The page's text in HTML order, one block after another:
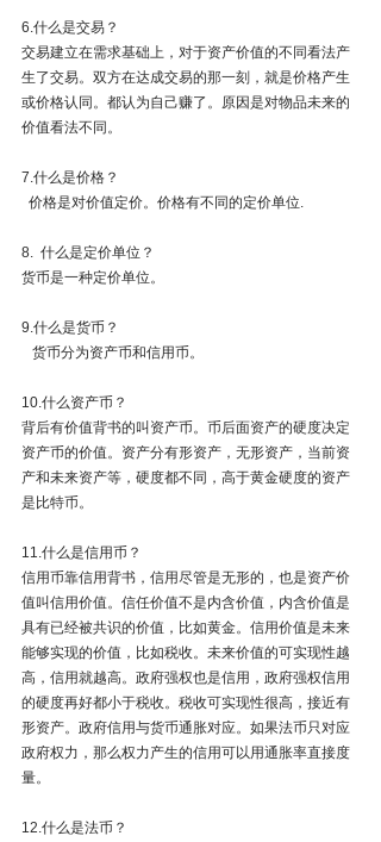
6.什么是交易？
交易建立在需求基础上，对于资产价值的不同看法产
生了交易。双方在达成交易的那一刻，就是价格产生
或价格认同。都认为自己赚了。原因是对物品未来的
价值看法不同。
7.什么是价格？
  价格是对价值定价。价格有不同的定价单位.
8.  什么是定价单位？
货币是一种定价单位。
9.什么是货币？
   货币分为资产币和信用币。
10.什么资产币？
背后有价值背书的叫资产币。币后面资产的硬度决定
资产币的价值。资产分有形资产，无形资产，当前资
产和未来资产等，硬度都不同，高于黄金硬度的资产
是比特币。
11.什么是信用币？
信用币靠信用背书，信用尽管是无形的，也是资产价
值叫信用价值。信任价值不是内含价值，内含价值是
具有已经被共识的价值，比如黄金。信用价值是未来
能够实现的价值，比如税收。未来价值的可实现性越
高，信用就越高。政府强权也是信用，政府强权信用
的硬度再好都小于税收。税收可实现性很高，接近有
形资产。政府信用与货币通胀对应。如果法币只对应
政府权力，那么权力产生的信用可以用通胀率直接度
量。
12.什么是法币？